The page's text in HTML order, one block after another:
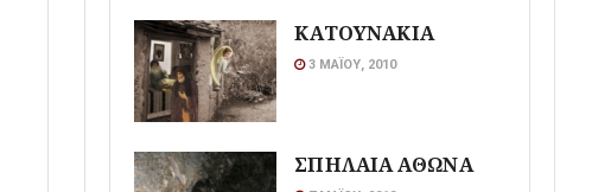
ΚΑΤΟΥΝΑΚΙΑ
3 ΜΑΪ́ΟΥ, 2010
ΣΠΗΛΑΙΑ ΑΘΩΝΑ